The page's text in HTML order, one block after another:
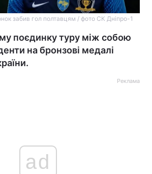
забив гол полтавцям / фото СК Дніпро-1
поєдинку туру між собою
на бронзові медалі
Реклама
ad